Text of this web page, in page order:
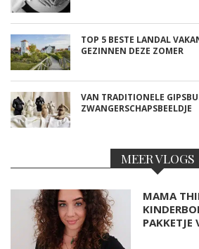
TOP 5 BESTE LANDAL
GEZINNEN DEZE ZOMER
VAN TRADITIONELE
ZWANGERSCHAPSBEELDJE
MEER VLOGS
MAMA
PAKKETJE